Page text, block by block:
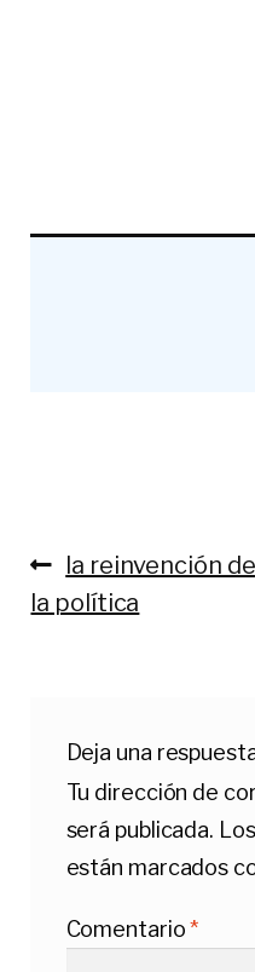
Navegación
de
Anterior:
la reinvención de
la política
Deja una
Tu dirección de
será publicada.
están marcados
Comentario*